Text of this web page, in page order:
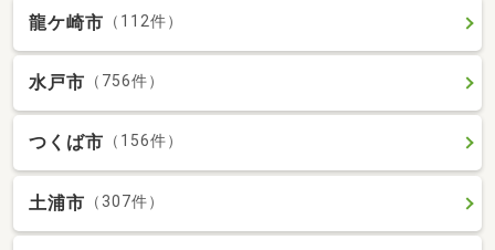
龍ケ崎市 （112件）
水戸市 （756件）
つくば市 （156件）
土浦市 （307件）